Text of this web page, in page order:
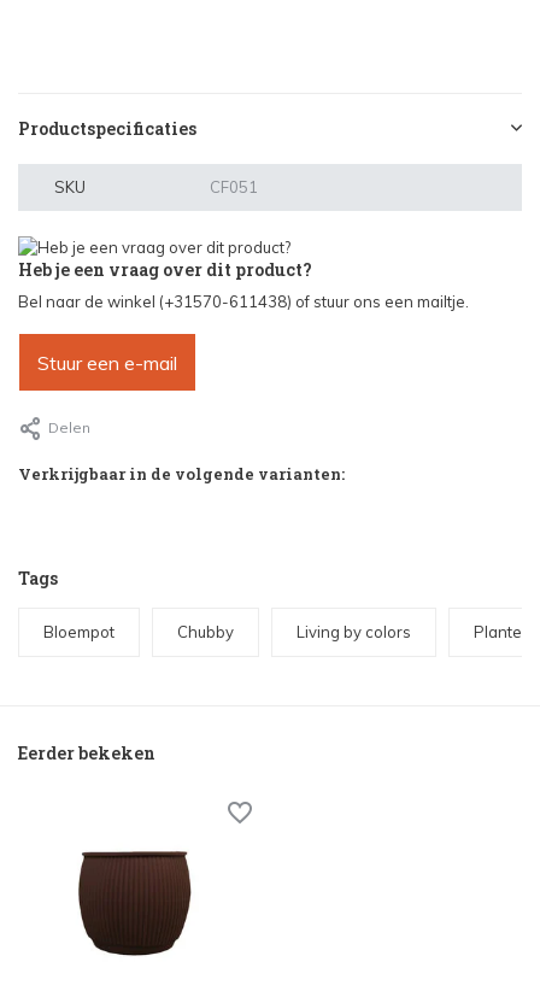
Productspecificaties
SKU CF051
Heb je een vraag over dit product?
Bel naar de winkel (+31570-611438) of stuur ons een mailtje.
Stuur een e-mail
Delen
Verkrijgbaar in de volgende varianten:
Tags
Bloempot Chubby Living by colors
Eerder bekeken